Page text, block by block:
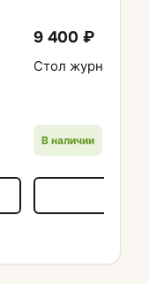
9 400 ₽
Стол
В наличии